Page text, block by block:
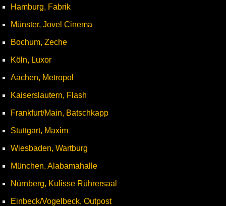
Hamburg, Fabrik
Münster, Jovel Cinema
Bochum, Zeche
Köln, Luxor
Aachen, Metropol
Kaiserslautern, Flash
Frankfurt/Main, Batschkapp
Stuttgart, Maxim
Wiesbaden, Wartburg
München, Alabamahalle
Nürnberg, Kulisse Rührersaal
Einbeck/Vogelbeck, Outpost